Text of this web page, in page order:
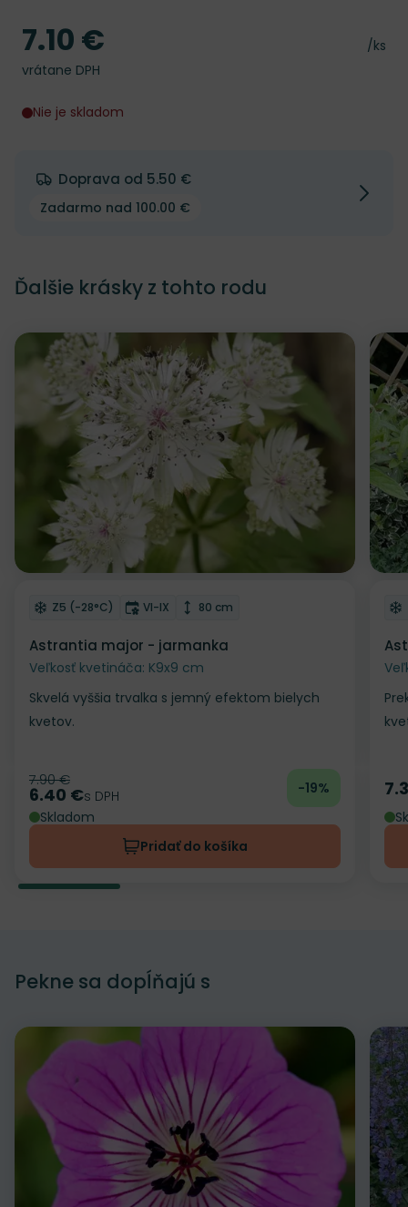
Cena
/ks
Cena
7.10 €
vrátane DPH
Nie je skladom
Doprava od 5.50 €
Zadarmo nad 100.00 €
Ďalšie krásky z tohto rodu
Odober do zoznamu želaní
Mrazuvzdornosť
Z5 (-28°C) Doba kvitnutia
VI-IX Výška rastliny
80 cm
Astrantia major - jarmanka
Veľkosť kvetináča: K9x9 cm
Skvelá vyššia trvalka s jemný efektom bielych
kvetov.
Pôvodná cena
7.90 €
Cena
6.40 €s DPH
-19%
Skladom
Pridať do košíka
Pekne sa dopĺňajú s